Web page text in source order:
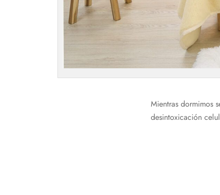
Mientras dormimos
desintoxicación